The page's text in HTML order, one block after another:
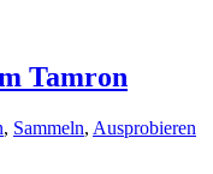
Tamron
, Sammeln, Ausprobieren